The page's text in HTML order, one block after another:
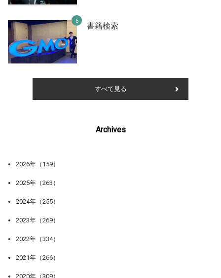
書籍検索
すべて見る
Archives
2026年（159）
2025年（263）
2024年（255）
2023年（269）
2022年（334）
2021年（266）
2020年（309）